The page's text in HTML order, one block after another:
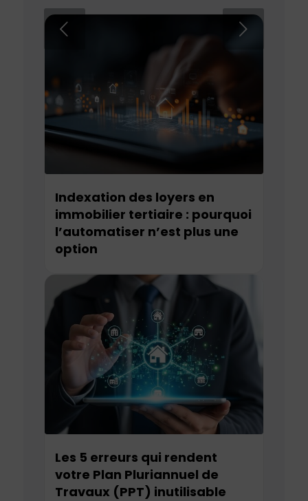
Indexation des loyers en
immobilier tertiaire : pourquoi
l’automatiser n’est plus une
option
Les 5 erreurs qui rendent
votre Plan Pluriannuel de
Travaux (PPT) inutilisable